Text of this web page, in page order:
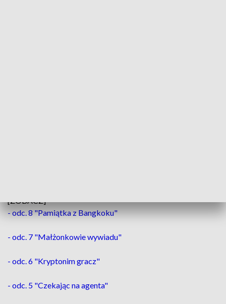
[ZOBACZ]
- odc. 8 "Pamiątka z Bangkoku"
- odc. 7 "Małżonkowie wywiadu"
- odc. 6 "Kryptonim gracz"
- odc. 5 "Czekając na agenta"